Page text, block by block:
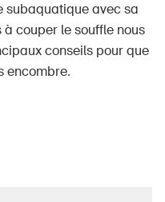
subaquatique avec sa
couper le souffle nous
conseils pour que
encombre.